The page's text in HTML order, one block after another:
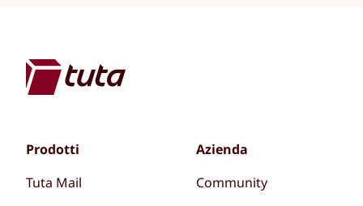
Prodotti
Tuta Mail
Azienda
Community